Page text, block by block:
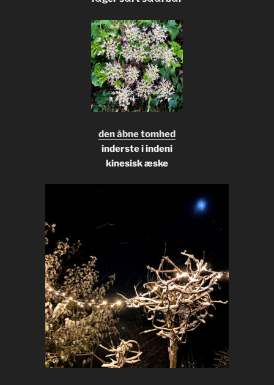
den åbne tomhed
inderste i indeni
kinesisk æske